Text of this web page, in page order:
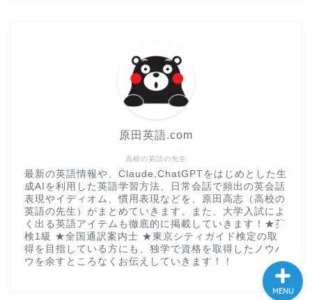
高校の英語の先生
原田英語.com
最新の英語情報や、Claude,ChatGPTをはじめとした生
成AIを利用した英語学習方法、日常会話で頻出の英会話
表現やイディオム、慣用表現などを、原田高志（高校の
英語の先生）がまとめていきます。また、大学入試によ
く出る英語アイテムも徹底的に掲載していきます！★英
検1級 ★全国通訳案内士 ★東京シティガイド検定の取
得を目指している方にも、独学で資格を取得したノウハ
ウを余すところなくお伝えしていきます！！
MENU
大学入試英語対策講座
英語名言・格言・カッコい
い英語＆素敵な英文フレー
CONTACT